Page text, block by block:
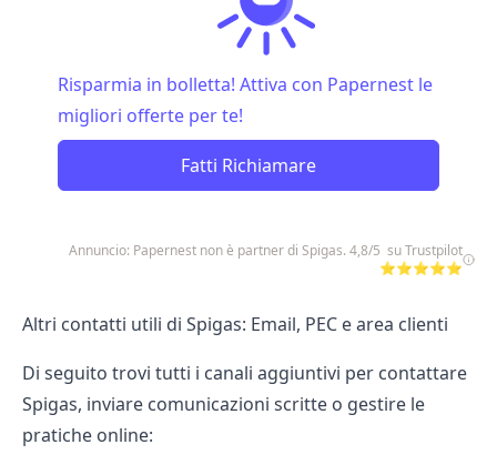
Risparmia in bolletta! Attiva con Papernest le
migliori offerte per te!
Fatti Richiamare
Annuncio: Papernest non è partner di Spigas. 4,8/5 su Trustpilot
⭐⭐⭐⭐⭐
Altri contatti utili di Spigas: Email, PEC e area clienti
Di seguito trovi tutti i canali aggiuntivi per contattare
Spigas, inviare comunicazioni scritte o gestire le
pratiche online: